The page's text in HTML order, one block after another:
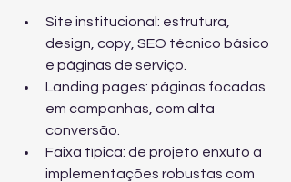
Site institucional: estrutura,
design, copy, SEO técnico básico
e páginas de serviço.
Landing pages: páginas focadas
em campanhas, com alta
conversão.
Faixa típica: de projeto enxuto a
implementações robustas com